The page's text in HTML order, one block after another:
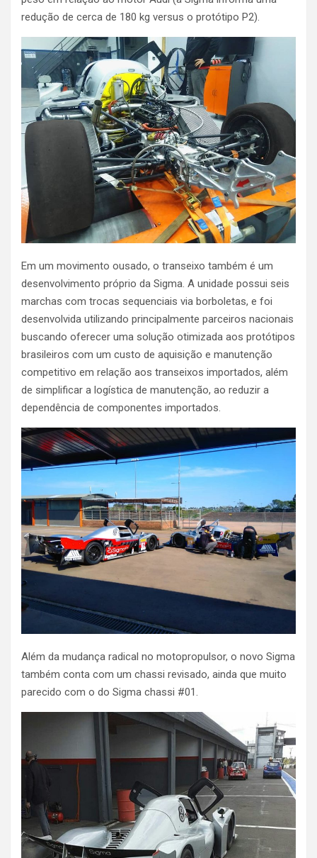
redução de cerca de 180 kg versus o protótipo P2).
Em um movimento ousado, o transeixo também é um
desenvolvimento próprio da Sigma. A unidade possui seis
marchas com trocas sequenciais via borboletas, e foi
desenvolvida utilizando principalmente parceiros nacionais
buscando oferecer uma solução otimizada aos protótipos
brasileiros com um custo de aquisição e manutenção
competitivo em relação aos transeixos importados, além
de simplificar a logística de manutenção, ao reduzir a
dependência de componentes importados.
Além da mudança radical no motopropulsor, o novo Sigma
também conta com um chassi revisado, ainda que muito
parecido com o do Sigma chassi #01.